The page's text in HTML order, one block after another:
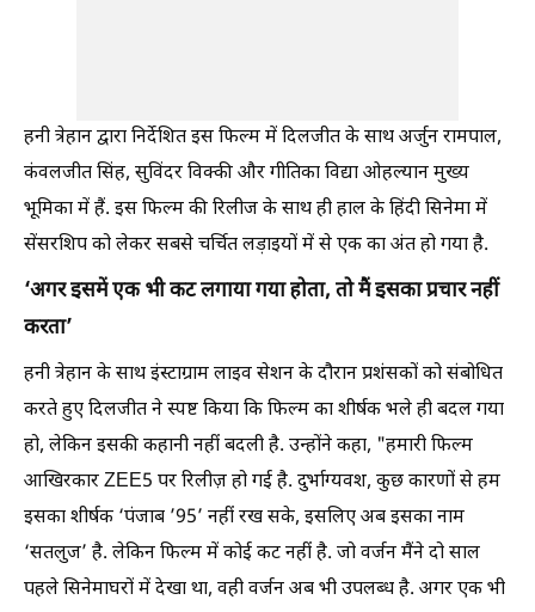
हनी त्रेहान द्वारा निर्देशित इस फिल्म में दिलजीत के साथ अर्जुन रामपाल,
कंवलजीत सिंह, सुविंदर विक्की और गीतिका विद्या ओहल्यान मुख्य
भूमिका में हैं. इस फिल्म की रिलीज के साथ ही हाल के हिंदी सिनेमा में
सेंसरशिप को लेकर सबसे चर्चित लड़ाइयों में से एक का अंत हो गया है.
‘अगर इसमें एक भी कट लगाया गया होता, तो मैं इसका प्रचार नहीं
करता’
हनी त्रेहान के साथ इंस्टाग्राम लाइव सेशन के दौरान प्रशंसकों को संबोधित
करते हुए दिलजीत ने स्पष्ट किया कि फिल्म का शीर्षक भले ही बदल गया
हो, लेकिन इसकी कहानी नहीं बदली है. उन्होंने कहा, "हमारी फिल्म
आखिरकार ZEE5 पर रिलीज़ हो गई है. दुर्भाग्यवश, कुछ कारणों से हम
इसका शीर्षक ‘पंजाब ’95’ नहीं रख सके, इसलिए अब इसका नाम
‘सतलुज’ है. लेकिन फिल्म में कोई कट नहीं है. जो वर्जन मैंने दो साल
पहले सिनेमाघरों में देखा था, वही वर्जन अब भी उपलब्ध है. अगर एक भी